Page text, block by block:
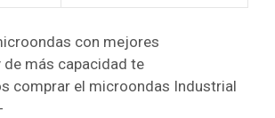
con mejores
más capacidad te
comprar el microondas Industrial